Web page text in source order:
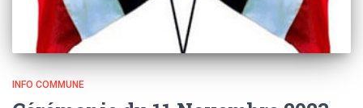
INFO COMMUNE